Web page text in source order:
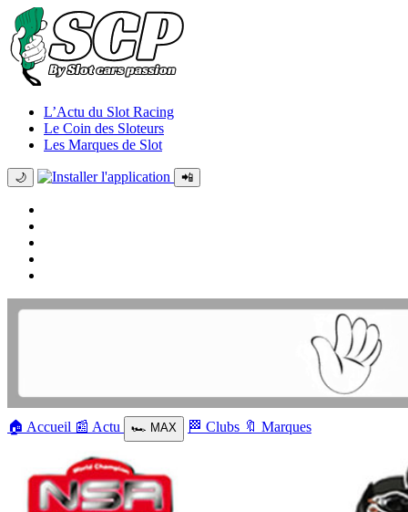
L’Actu du Slot Racing
Le Coin des Sloteurs
Les Marques de Slot
🌙 📲
🏠 Accueil 📰 Actu 🏎️ MAX 🏁 Clubs 🔖 Marques